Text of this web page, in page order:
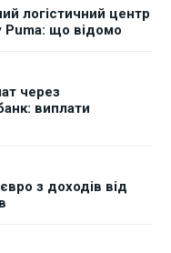
логістичний центр
Puma: що відомо
через
виплати
з доходів від